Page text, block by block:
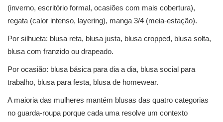
(inverno, escritório formal, ocasiões com mais cobertura),
regata (calor intenso, layering), manga 3/4 (meia-estação).
Por silhueta: blusa reta, blusa justa, blusa cropped, blusa solta,
blusa com franzido ou drapeado.
Por ocasião: blusa básica para dia a dia, blusa social para
trabalho, blusa para festa, blusa de homewear.
A maioria das mulheres mantém blusas das quatro categorias
no guarda-roupa porque cada uma resolve um contexto